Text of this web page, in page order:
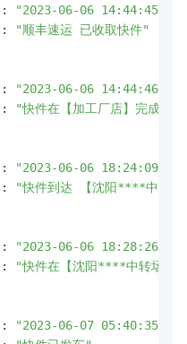
: "2023-06-06 14:44:45"
:
"顺丰速运 已收取快件"
: "2023-06-06 14:44:46"
:
"快件在【加工厂店】完成分
: "2023-06-06 18:24:09"
:
"快件到达 【沈阳****中转场
: "2023-06-06 18:28:26"
:
"快件在【沈阳****中转场】
: "2023-06-07 05:40:35"